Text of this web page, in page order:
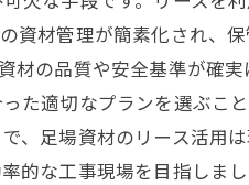
資材管理が簡素化され、
材の品質や安全基準が確
た適切なプランを選ぶこ
、足場資材のリース活用
的な工事現場を目指しまし